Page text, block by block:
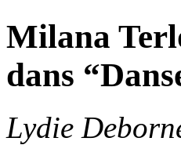
Milana
dans
Lydie